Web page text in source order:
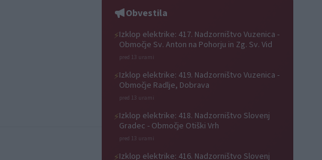
Obvestila
⚡Izklop elektrike: 417. Nadzorništvo Vuzenica -
Območje Sv. Anton na Pohorju in Zg. Sv. Vid
pred 13 urami
⚡Izklop elektrike: 419. Nadzorništvo Vuzenica -
Območje Radlje, Dobrava
pred 13 urami
⚡Izklop elektrike: 418. Nadzorništvo Slovenj
Gradec - Območje Otiški Vrh
pred 13 urami
⚡Izklop elektrike: 416. Nadzorništvo Slovenj